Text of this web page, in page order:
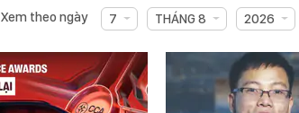
Xem theo ngày 7 THÁNG 8 2026